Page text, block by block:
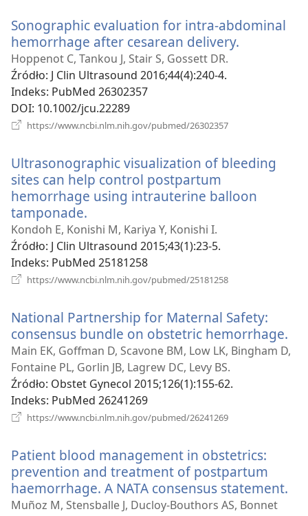
Sonographic evaluation for intra-abdominal
hemorrhage after cesarean delivery.
Hoppenot C, Tankou J, Stair S, Gossett DR.
Źródło‎: J Clin Ultrasound 2016;44(4):240-4.
Indeks‎: PubMed 26302357
DOI‎: 10.1002/jcu.22289
https://www.ncbi.nlm.nih.gov/pubmed/26302357
Ultrasonographic visualization of bleeding
sites can help control postpartum
hemorrhage using intrauterine balloon
tamponade.
new
window)
Kondoh E, Konishi M, Kariya Y, Konishi I.
Źródło‎: J Clin Ultrasound 2015;43(1):23-5.
Indeks‎: PubMed 25181258
https://www.ncbi.nlm.nih.gov/pubmed/25181258
National Partnership for Maternal Safety:
consensus bundle on obstetric hemorrhage.
Main EK, Goffman D, Scavone BM, Low LK, Bingham D,
Fontaine PL, Gorlin JB, Lagrew DC, Levy BS.
Źródło‎: Obstet Gynecol 2015;126(1):155-62.
Indeks‎: PubMed 26241269
https://www.ncbi.nlm.nih.gov/pubmed/26241269
Patient blood management in obstetrics:
prevention and treatment of postpartum
haemorrhage. A NATA consensus statement.
Muñoz M, Stensballe J, Ducloy-Bouthors AS, Bonnet